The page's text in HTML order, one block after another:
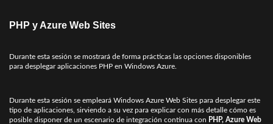
PHP y Azure Web Sites
Durante esta sesión se mostrará de forma prácticas las opciones disponibles
para desplegar aplicaciones PHP en Windows Azure.
Durante esta sesión se empleará Windows Azure Web Sites para desplegar este
tipo de aplicaciones, sirviendo a su vez para explicar con más detalle cómo es
posible disponer de un escenario de integración continua con PHP, Azure Web